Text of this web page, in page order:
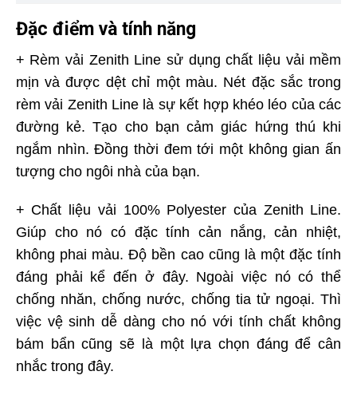
Đặc điểm và tính năng
+ Rèm vải Zenith Line sử dụng chất liệu vải mềm
mịn và được dệt chỉ một màu. Nét đặc sắc trong
rèm vải Zenith Line là sự kết hợp khéo léo của các
đường kẻ. Tạo cho bạn cảm giác hứng thú khi
ngắm nhìn. Đồng thời đem tới một không gian ấn
tượng cho ngôi nhà của bạn.
+ Chất liệu vải 100% Polyester của Zenith Line.
Giúp cho nó có đặc tính cản nắng, cản nhiệt,
không phai màu. Độ bền cao cũng là một đặc tính
đáng phải kể đến ở đây. Ngoài việc nó có thể
chống nhăn, chống nước, chống tia tử ngoại. Thì
việc vệ sinh dễ dàng cho nó với tính chất không
bám bẩn cũng sẽ là một lựa chọn đáng để cân
nhắc trong đây.